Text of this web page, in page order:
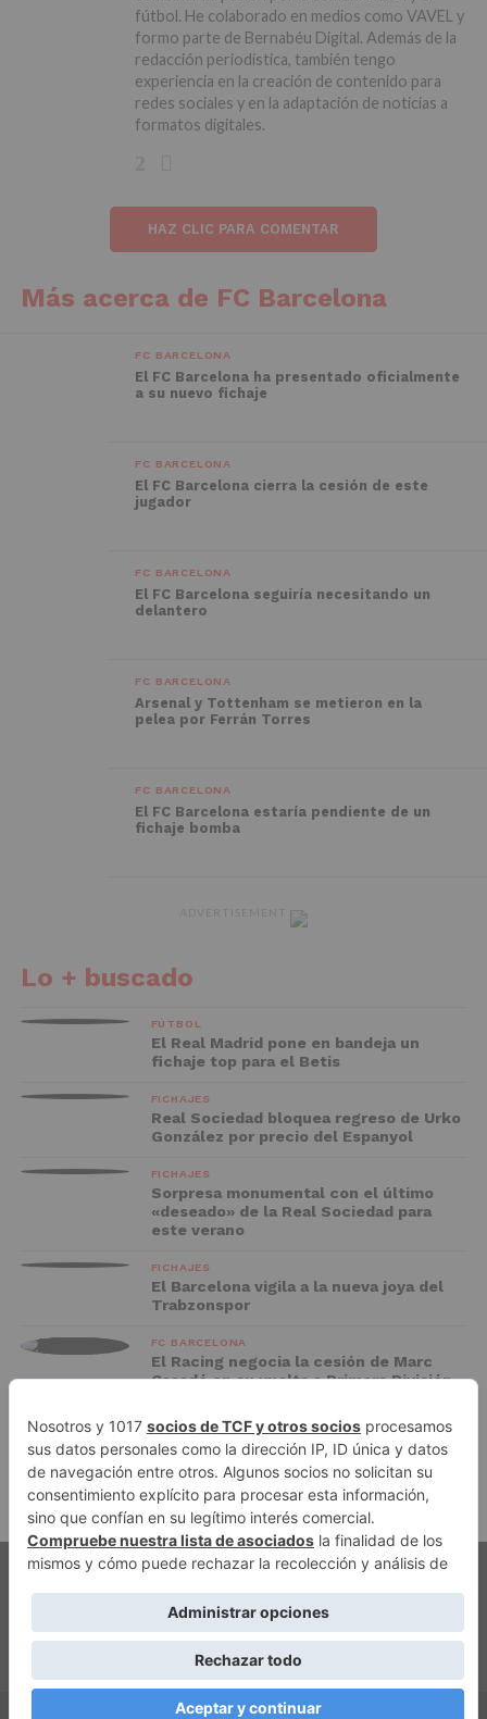
fútbol. He colaborado en medios como VAVEL y
formo parte de Bernabéu Digital. Además de la
redacción periodística, también tengo
experiencia en la creación de contenido para
redes sociales y en la adaptación de noticias a
formatos digitales.
HAZ CLIC PARA COMENTAR
Más acerca de FC Barcelona
FC BARCELONA
El FC Barcelona ha presentado oficialmente
a su nuevo fichaje
FC BARCELONA
El FC Barcelona cierra la cesión de este
jugador
FC BARCELONA
El FC Barcelona seguiría necesitando un
delantero
FC BARCELONA
Arsenal y Tottenham se metieron en la
pelea por Ferrán Torres
FC BARCELONA
El FC Barcelona estaría pendiente de un
fichaje bomba
Lo + buscado
FÚTBOL
El Real Madrid pone en bandeja un
fichaje top para el Betis
FICHAJES
Real Sociedad bloquea regreso de Urko
González por precio del Espanyol
FICHAJES
Sorpresa monumental con el último
«deseado» de la Real Sociedad para
este verano
FICHAJES
El Barcelona vigila a la nueva joya del
Trabzonspor
FC BARCELONA
El Racing negocia la cesión de Marc
Casadó en su vuelta a Primera División
ADVERTISEMENT
AVISO LEGAL POLÍTICA DE PRIVACIDAD
CONTACTO
POLÍTICA EDITORIAL
QUIÉNES SOMOS
ACCESO REDACCIÓN